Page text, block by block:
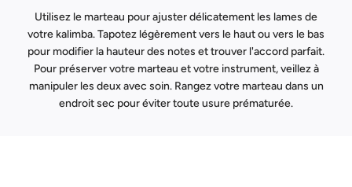
Utilisez le marteau pour ajuster délicatement les lames de
votre kalimba. Tapotez légèrement vers le haut ou vers le bas
pour modifier la hauteur des notes et trouver l'accord parfait.
Pour préserver votre marteau et votre instrument, veillez à
manipuler les deux avec soin. Rangez votre marteau dans un
endroit sec pour éviter toute usure prématurée.